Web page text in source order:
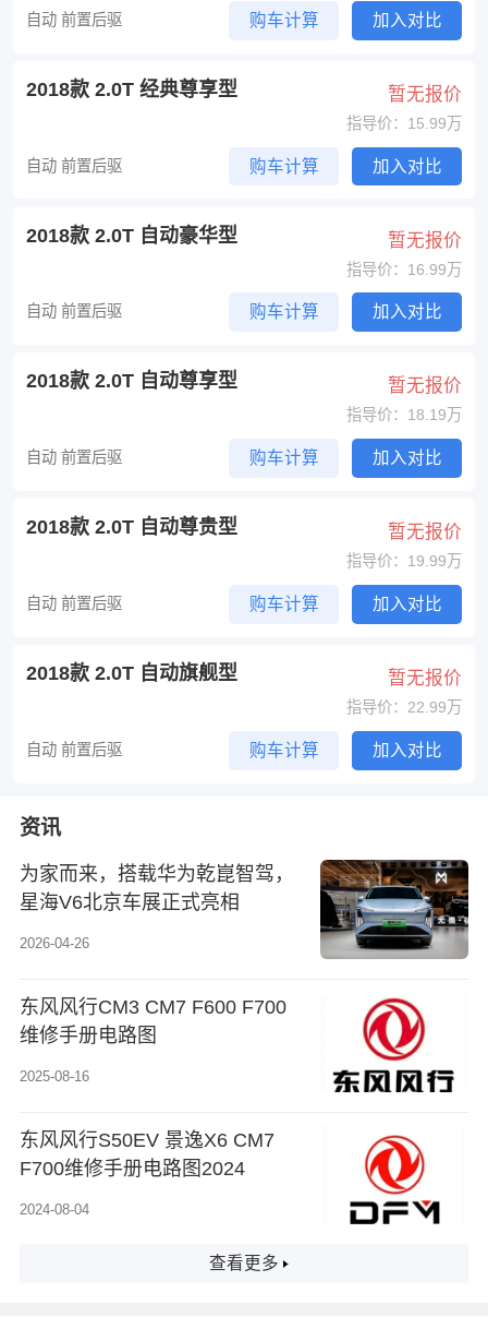
自动 前置后驱 购车计算 加入对比
2018款 2.0T 经典尊享型 暂无报价
指导价：15.99万
自动 前置后驱 购车计算 加入对比
2018款 2.0T 自动豪华型 暂无报价
指导价：16.99万
自动 前置后驱 购车计算 加入对比
2018款 2.0T 自动尊享型 暂无报价
指导价：18.19万
自动 前置后驱 购车计算 加入对比
2018款 2.0T 自动尊贵型 暂无报价
指导价：19.99万
自动 前置后驱 购车计算 加入对比
2018款 2.0T 自动旗舰型 暂无报价
指导价：22.99万
自动 前置后驱 购车计算 加入对比
资讯
为家而来，搭载华为乾崑智驾，
星海V6北京车展正式亮相
2026-04-26
东风风行CM3 CM7 F600 F700
维修手册电路图
2025-08-16
东风风行S50EV 景逸X6 CM7
F700维修手册电路图2024
2024-08-04
查看更多